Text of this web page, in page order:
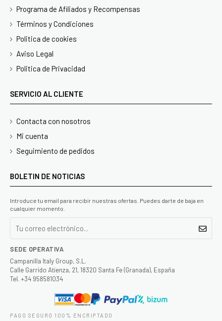
Programa de Afiliados y Recompensas
Términos y Condiciones
Politica de cookies
Aviso Legal
Politica de Privacidad
SERVICIO AL CLIENTE
Contacta con nosotros
Mi cuenta
Seguimiento de pedidos
BOLETIN DE NOTICIAS
Introduce tu email para recibir nuestras ofertas. Puedes darte de baja en
cualquier momento.
SEDE OPERATIVA
Campanilla Italy Group, S.L.
Calle Garrido Atienza, 21, 18320 Santa Fe (Granada), España
Tel. +34 958581034
PAGO SEGURO 100% ENCRIPTADO